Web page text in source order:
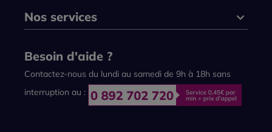
Nos services
Besoin d'aide ?
Contactez-nous du lundi au samedi de 9h à 18h sans
interruption au :